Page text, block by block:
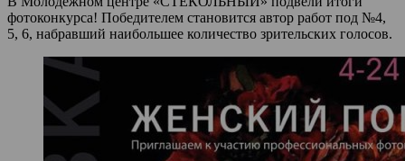
фотоконкурса! Победителем становится автор работ под №4,
5, 6, набравший наибольшее количество зрительских голосов.